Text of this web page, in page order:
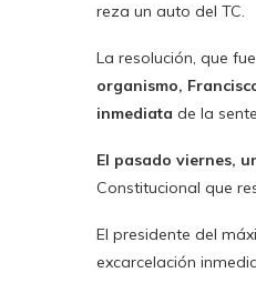
reza un auto del TC.
La resolución, que
organismo,
inmediata de la
El pasado viernes,
Constitucional que
El presidente del
excarcelación